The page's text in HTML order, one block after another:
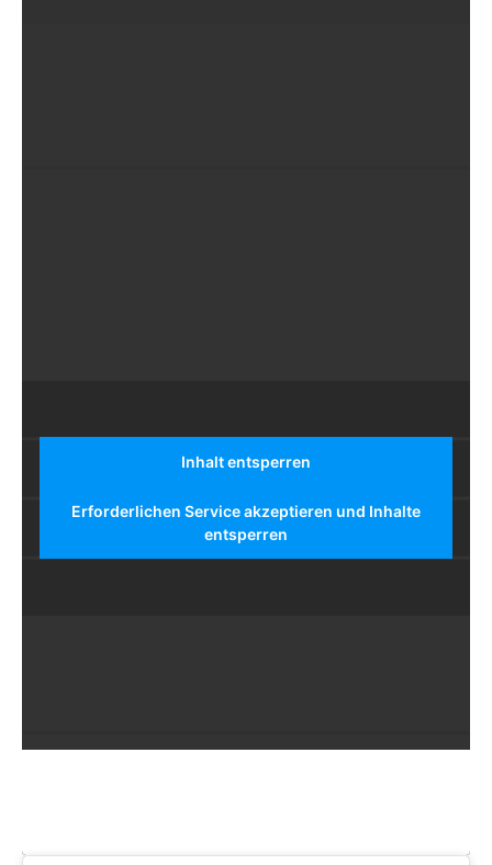
Inhalt entsperren
Erforderlichen Service akzeptieren und Inhalte
entsperren